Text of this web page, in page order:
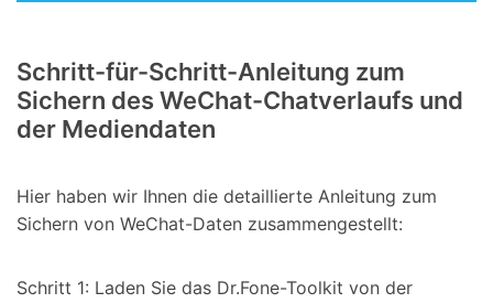
Schritt-für-Schritt-Anleitung zum
Sichern des WeChat-Chatverlaufs und
der Mediendaten
Hier haben wir Ihnen die detaillierte Anleitung zum
Sichern von WeChat-Daten zusammengestellt:
Schritt 1: Laden Sie das Dr.Fone-Toolkit von der